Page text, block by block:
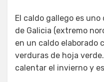
El caldo gallego es
de Galicia (extremo
en un caldo elaborado
verduras de hoja
calentar el invierno y